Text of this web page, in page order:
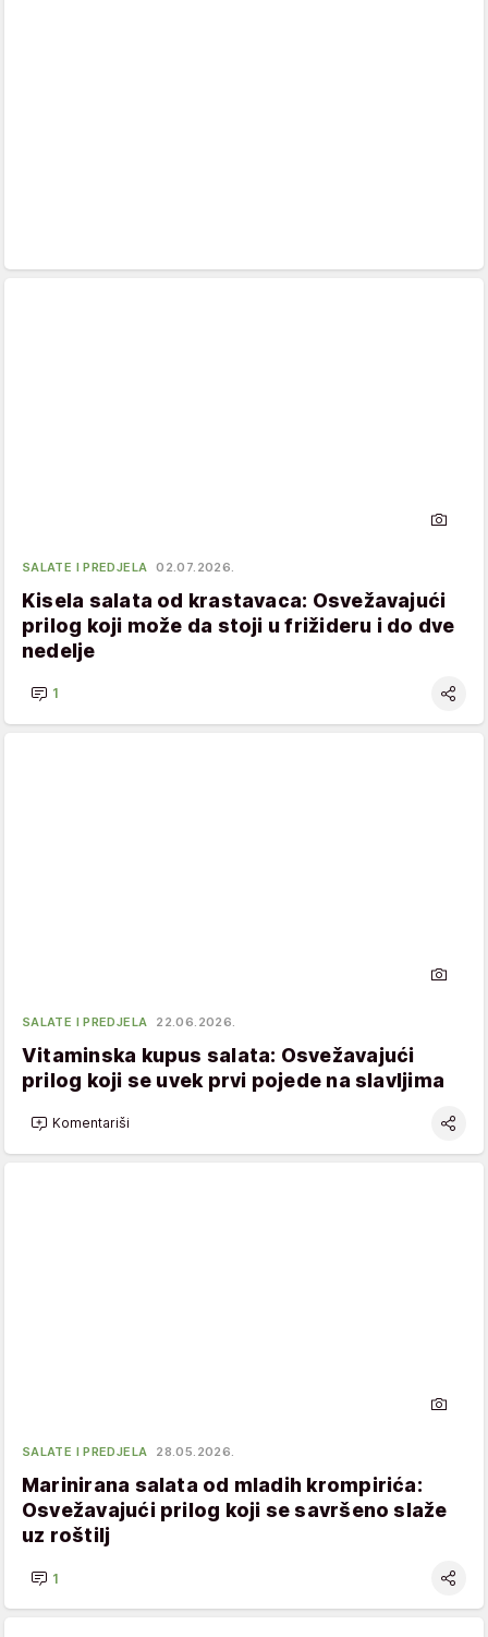
SALATE I PREDJELA 02.07.2026.
Kisela salata od krastavaca: Osvežavajući
prilog koji može da stoji u frižideru i do dve
nedelje
1
SALATE I PREDJELA 22.06.2026.
Vitaminska kupus salata: Osvežavajući
prilog koji se uvek prvi pojede na slavljima
Komentariši
SALATE I PREDJELA 28.05.2026.
Marinirana salata od mladih krompirića:
Osvežavajući prilog koji se savršeno slaže
uz roštilj
1